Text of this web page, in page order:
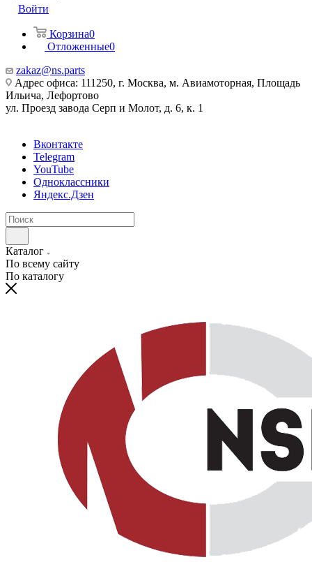
Войти
Корзина0
Отложенные0
zakaz@ns.parts
Адрес офиса: 111250, г. Москва, м. Авиамоторная, Площадь
Ильича, Лефортово
ул. Проезд завода Серп и Молот, д. 6, к. 1
Вконтакте
Telegram
YouTube
Одноклассники
Яндекс.Дзен
Каталог
По всему сайту
По каталогу